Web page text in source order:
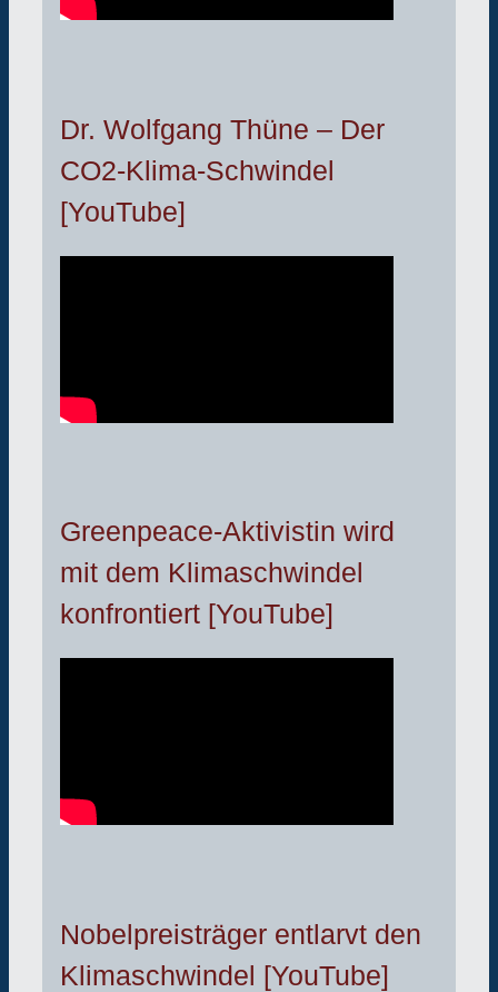
Dr. Wolfgang Thüne – Der
CO2-Klima-Schwindel
[YouTube]
Greenpeace-Aktivistin wird
mit dem Klimaschwindel
konfrontiert [YouTube]
Nobelpreisträger entlarvt den
Klimaschwindel [YouTube]